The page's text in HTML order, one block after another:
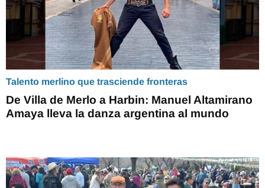
Talento merlino que trasciende fronteras
De Villa de Merlo a Harbin: Manuel Altamirano
Amaya lleva la danza argentina al mundo